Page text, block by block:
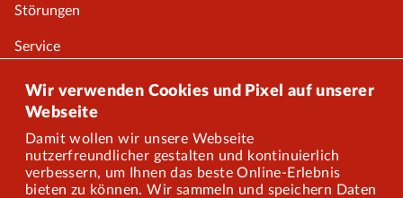
Wir verwenden Cookies und Pixel auf unserer
Webseite
Damit wollen wir unsere Webseite
nutzerfreundlicher gestalten und kontinuierlich
verbessern, um Ihnen das beste Online-Erlebnis
bieten zu können. Wir sammeln und speichern Daten
Störungen
Service
Onlineshop
Über uns
Karriere